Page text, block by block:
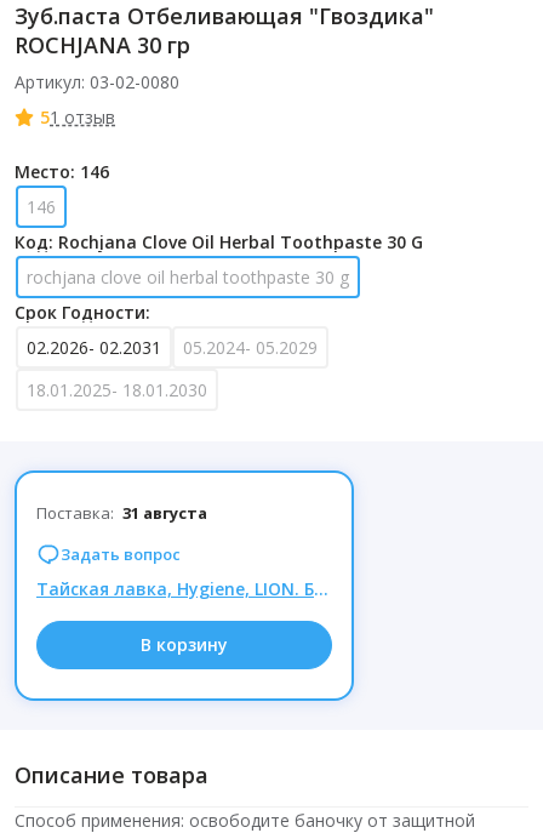
Зуб.паста Отбеливающая "Гвоздика"
ROСHJANA 30 гр
Артикул: 03-02-0080
51 отзыв
Место: 146
146
Код: Rochjana Clove Oil Herbal Toothpaste 30 G
rochjana clove oil herbal toothpaste 30 g
Срок Годности:
02.2026- 02.2031
05.2024- 05.2029
18.01.2025- 18.01.2030
Поставка: 31 августа
Задать вопрос
Тайская лавка, Hygiene, LION. Более 50 товаров по сниженной цене! Акция скоро закончится!
В корзину
Описание товара
Способ применения: освободите баночку от защитной